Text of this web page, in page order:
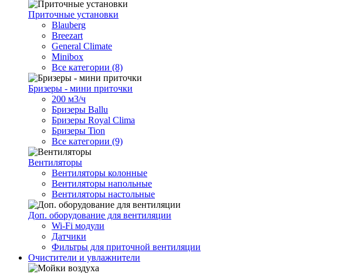
Приточные установки
Blauberg
Breezart
General Climate
Minibox
Все категории (8)
Бризеры - мини приточки
200 м3/ч
Бризеры Ballu
Бризеры Royal Clima
Бризеры Tion
Все категории (9)
Вентиляторы
Вентиляторы колонные
Вентиляторы напольные
Вентиляторы настольные
Доп. оборудование для вентиляции
Wi-Fi модули
Датчики
Фильтры для приточной вентиляции
Очистители и увлажнители